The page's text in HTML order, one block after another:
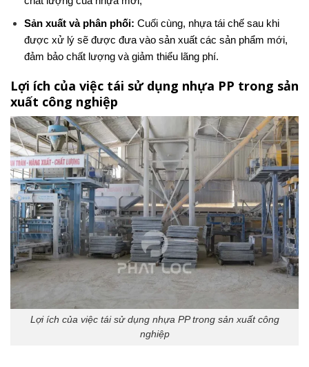
Sản xuất và phân phối: Cuối cùng, nhựa tái chế sau khi
được xử lý sẽ được đưa vào sản xuất các sản phẩm mới,
đảm bảo chất lượng và giảm thiểu lãng phí.
Lợi ích của việc tái sử dụng nhựa PP trong sản
xuất công nghiệp
Lợi ích của việc tái sử dụng nhựa PP trong sản xuất công
nghiệp